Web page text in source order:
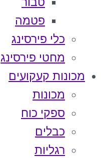
פטמה
כלי פירסינג
מחטי פירסינג
מכונות קעקועים
מכונות
ספקי כוח
כבלים
רגליות